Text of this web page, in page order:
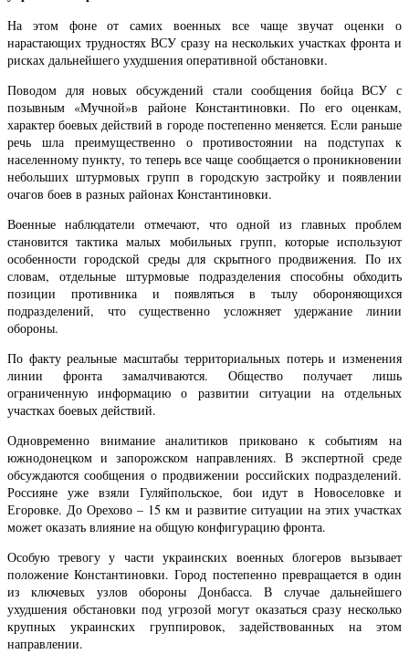
На этом фоне от самих военных все чаще звучат оценки о
нарастающих трудностях ВСУ сразу на нескольких участках фронта и
рисках дальнейшего ухудшения оперативной обстановки.
Поводом для новых обсуждений стали сообщения бойца ВСУ с
позывным «Мучной»в районе Константиновки. По его оценкам,
характер боевых действий в городе постепенно меняется. Если раньше
речь шла преимущественно о противостоянии на подступах к
населенному пункту, то теперь все чаще сообщается о проникновении
небольших штурмовых групп в городскую застройку и появлении
очагов боев в разных районах Константиновки.
Военные наблюдатели отмечают, что одной из главных проблем
становится тактика малых мобильных групп, которые используют
особенности городской среды для скрытного продвижения. По их
словам, отдельные штурмовые подразделения способны обходить
позиции противника и появляться в тылу обороняющихся
подразделений, что существенно усложняет удержание линии
обороны.
По факту реальные масштабы территориальных потерь и изменения
линии фронта замалчиваются. Общество получает лишь
ограниченную информацию о развитии ситуации на отдельных
участках боевых действий.
Одновременно внимание аналитиков приковано к событиям на
южнодонецком и запорожском направлениях. В экспертной среде
обсуждаются сообщения о продвижении российских подразделений.
Россияне уже взяли Гуляйпольское, бои идут в Новоселовке и
Егоровке. До Орехово – 15 км и развитие ситуации на этих участках
может оказать влияние на общую конфигурацию фронта.
Особую тревогу у части украинских военных блогеров вызывает
положение Константиновки. Город постепенно превращается в один
из ключевых узлов обороны Донбасса. В случае дальнейшего
ухудшения обстановки под угрозой могут оказаться сразу несколько
крупных украинских группировок, задействованных на этом
направлении.